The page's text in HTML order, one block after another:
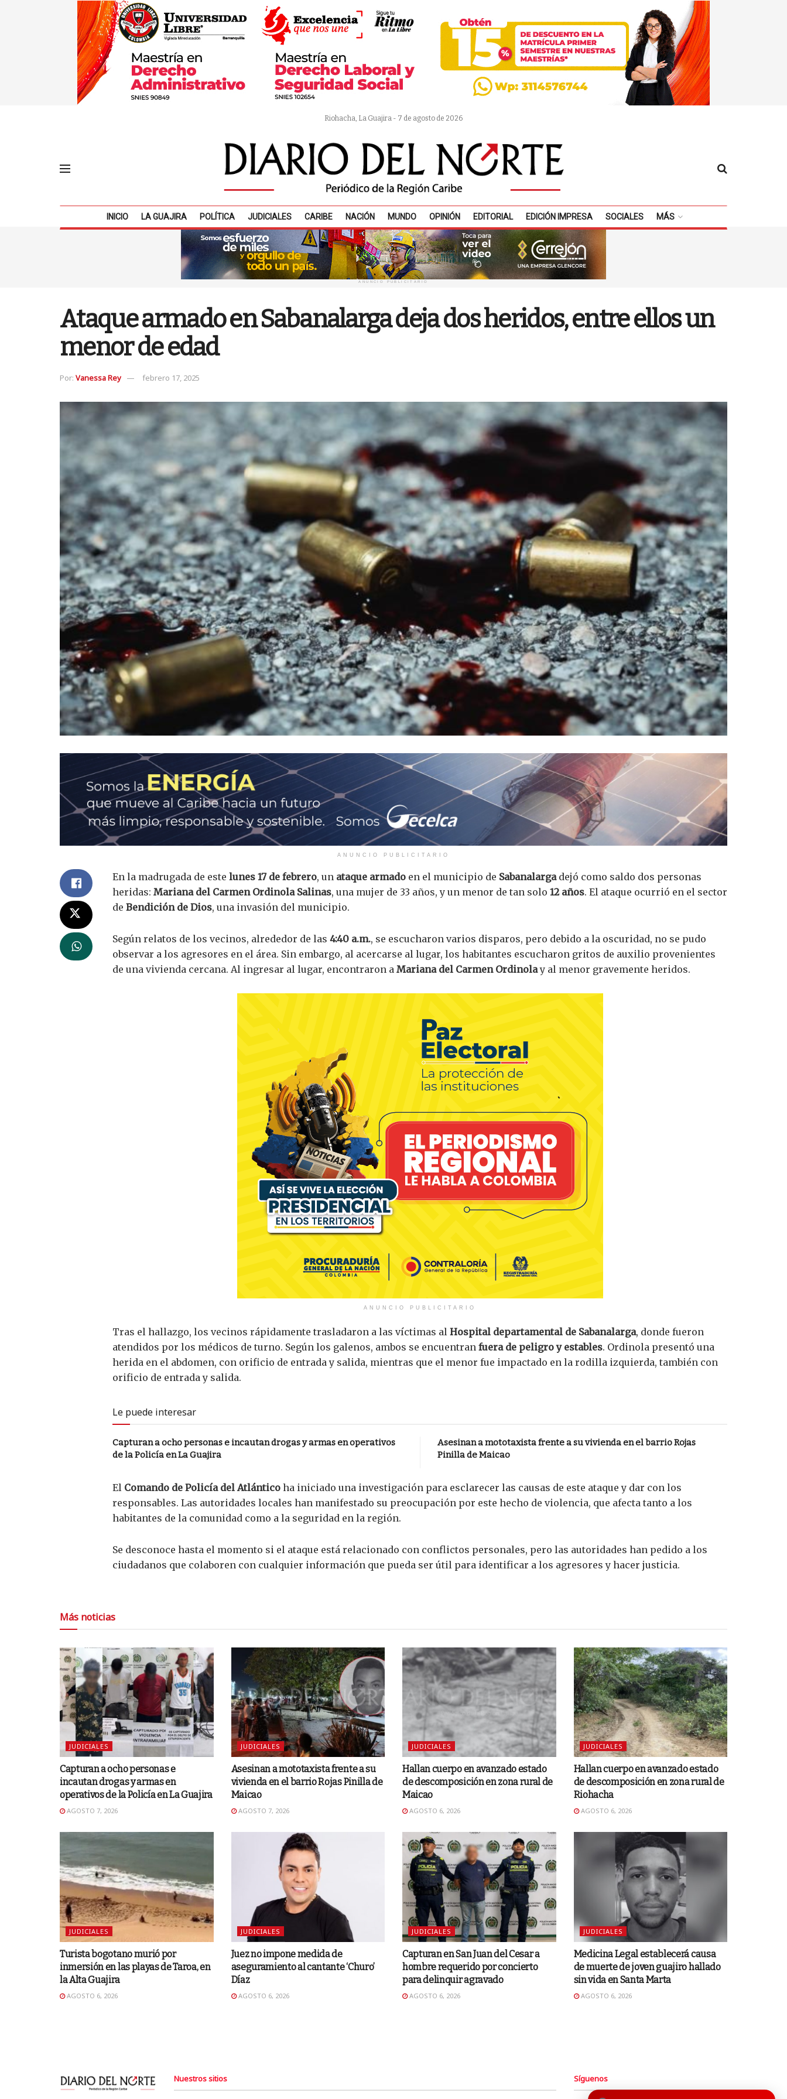
Riohacha, La Guajira - 7 de agosto de 2026
INICIO LA GUAJIRA POLÍTICA JUDICIALES CARIBE NACIÓN MUNDO OPINIÓN EDITORIAL EDICIÓN IMPRESA SOCIALES MÁS
ANUNCIO PUBLICITARIO
Ataque armado en Sabanalarga deja dos heridos, entre ellos un
menor de edad
Por: Vanessa Rey febrero 17, 2025
ANUNCIO PUBLICITARIO
En la madrugada de este lunes 17 de febrero, un ataque armado en el municipio de Sabanalargadejó como saldo dos personas
heridas: Mariana del Carmen Ordinola Salinas, una mujer de 33 años, y un menor de tan solo 12 años. El ataque ocurrió en el sector
de Bendición de Dios, una invasión del municipio.
Según relatos de los vecinos, alrededor de las 4:40 a.m., se escucharon varios disparos, pero debido a la oscuridad, no se pudo
observar a los agresores en el área. Sin embargo, al acercarse al lugar, los habitantes escucharon gritos de auxilio provenientes
de una vivienda cercana. Al ingresar al lugar, encontraron a Mariana del Carmen Ordinolay al menor gravemente heridos.
ANUNCIO PUBLICITARIO
Tras el hallazgo, los vecinos rápidamente trasladaron a las víctimas al Hospital departamental de Sabanalarga, donde fueron
atendidos por los médicos de turno. Según los galenos, ambos se encuentran fuera de peligro y estables. Ordinola presentó una
herida en el abdomen, con orificio de entrada y salida, mientras que el menor fue impactado en la rodilla izquierda, también con
orificio de entrada y salida.
Le puede interesar
Capturan a ocho personas e incautan drogas y armas en operativos
de la Policía en La Guajira
Asesinan a mototaxista frente a su vivienda en el barrio Rojas
Pinilla de Maicao
El Comando de Policía del Atlántico ha iniciado una investigación para esclarecer las causas de este ataque y dar con los
responsables. Las autoridades locales han manifestado su preocupación por este hecho de violencia, que afecta tanto a los
habitantes de la comunidad como a la seguridad en la región.
Se desconoce hasta el momento si el ataque está relacionado con conflictos personales, pero las autoridades han pedido a los
ciudadanos que colaboren con cualquier información que pueda ser útil para identificar a los agresores y hacer justicia.
Más noticias
JUDICIALES
Capturan a ocho personas e
incautan drogas y armas en
operativos de la Policía en La Guajira
AGOSTO 7, 2026
JUDICIALES
Asesinan a mototaxista frente a su
vivienda en el barrio Rojas Pinilla de
Maicao
AGOSTO 7, 2026
JUDICIALES
Hallan cuerpo en avanzado estado
de descomposición en zona rural de
Maicao
AGOSTO 6, 2026
JUDICIALES
Hallan cuerpo en avanzado estado
de descomposición en zona rural de
Riohacha
AGOSTO 6, 2026
JUDICIALES
Turista bogotano murió por
inmersión en las playas de Taroa, en
la Alta Guajira
AGOSTO 6, 2026
JUDICIALES
Juez no impone medida de
aseguramiento al cantante ‘Churo’
Díaz
AGOSTO 6, 2026
JUDICIALES
Capturan en San Juan del Cesar a
hombre requerido por concierto
para delinquir agravado
AGOSTO 6, 2026
JUDICIALES
Medicina Legal establecerá causa
de muerte de joven guajiro hallado
sin vida en Santa Marta
AGOSTO 6, 2026
Nuestros sitios Síguenos